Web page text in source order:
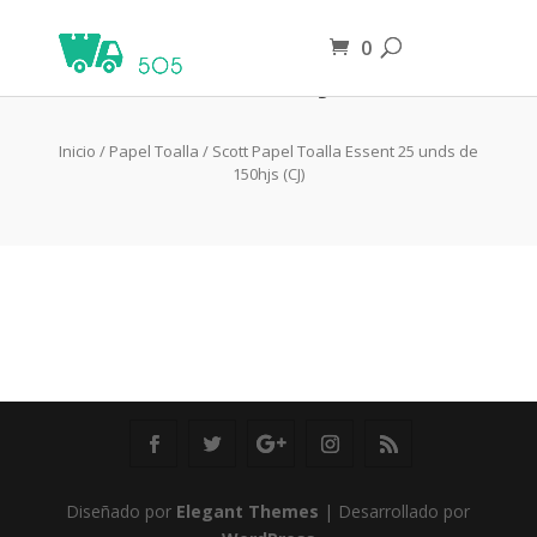
0
Avena en Hojuelas
Inicio / Papel Toalla / Scott Papel Toalla Essent 25 unds de
150hjs (CJ)
Diseñado por Elegant Themes | Desarrollado por